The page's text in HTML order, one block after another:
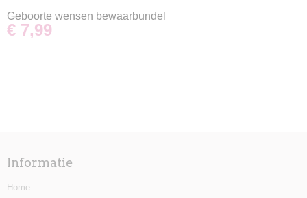
Geboorte wensen bewaarbundel
€ 7,99
Informatie
Home